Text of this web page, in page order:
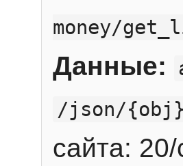
money/
Данные:
/json/
сайта: 20/